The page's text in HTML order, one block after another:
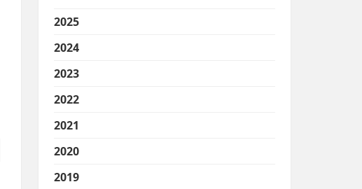
2025
2024
2023
2022
2021
2020
2019